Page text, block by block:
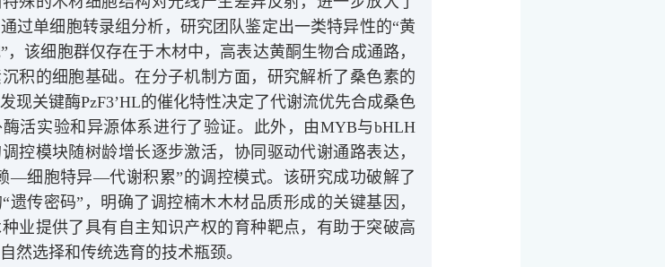
过单细胞转录组分析，研究团队鉴定出一类特异性的“黄
，该细胞群仅存在于木材中，高表达黄酮生物合成通路，
积的细胞基础。在分子机制方面，研究解析了桑色素的
现关键酶PzF3’HL的催化特性决定了代谢流优先合成桑色
活实验和异源体系进行了验证。此外，由MYB与bHLH
控模块随树龄增长逐步激活，协同驱动代谢通路表达，
—细胞特异—代谢积累”的调控模式。该研究成功破解了
遗传密码”，明确了调控楠木木材品质形成的关键基因，
业提供了具有自主知识产权的育种靶点，有助于突破高
然选择和传统选育的技术瓶颈。